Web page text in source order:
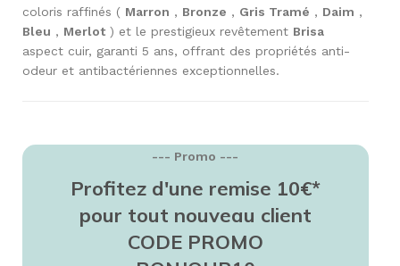
coloris raffinés ( Marron , Bronze , Gris Tramé , Daim ,
Bleu , Merlot ) et le prestigieux revêtement Brisa
aspect cuir, garanti 5 ans, offrant des propriétés anti-
odeur et antibactériennes exceptionnelles.
--- Promo ---
Profitez d'une remise 10€*
pour tout nouveau client
CODE PROMO